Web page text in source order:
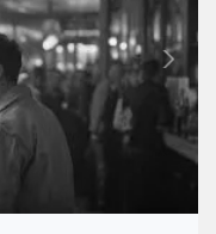
Suivant